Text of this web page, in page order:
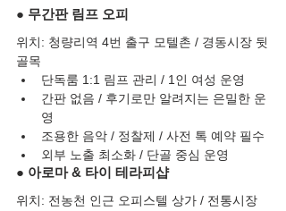
● 무간판 림프 오피
위치: 청량리역 4번 출구 모텔촌 / 경동시장 뒷
골목
단독룸 1:1 림프 관리 / 1인 여성 운영
간판 없음 / 후기로만 알려지는 은밀한 운
영
조용한 음악 / 정찰제 / 사전 톡 예약 필수
외부 노출 최소화 / 단골 중심 운영
● 아로마 & 타이 테라피샵
위치: 전농천 인근 오피스텔 상가 / 전통시장